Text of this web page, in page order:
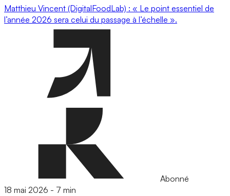
Matthieu Vincent (DigitalFoodLab) : « Le point essentiel de
l’année 2026 sera celui du passage à l’échelle ».
Abonné
18 mai 2026 - 7 min